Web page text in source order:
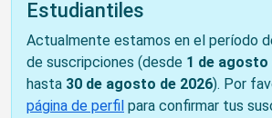
Estudiantiles
Actualmente estamos en el período
de suscripciones (desde 1 de agosto
hasta 30 de agosto de 2026). Por
página de perfil para confirmar tus